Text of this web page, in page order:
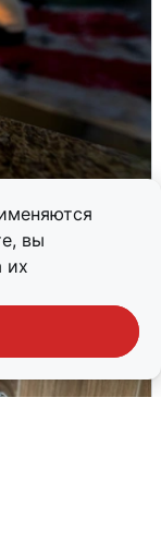
вы
их
завыли